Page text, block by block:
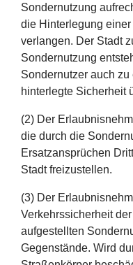
Sondernutzung
die Hinterlegung
verlangen. Der Stadt
Sondernutzung
Sondernutzer auch
hinterlegte Sicherheit
(2) Der
die durch die
Ersatzansprüchen
Stadt freizustellen.
(3) Der
Verkehrssicherheit
aufgestellten
Gegenstände. Wird